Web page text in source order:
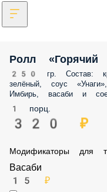
Ролл
250 гр. Состав:
зелёный, соус
Имбирь, васаби и
1 порц.
320 ₽
Модификаторы для
Васаби
15 ₽